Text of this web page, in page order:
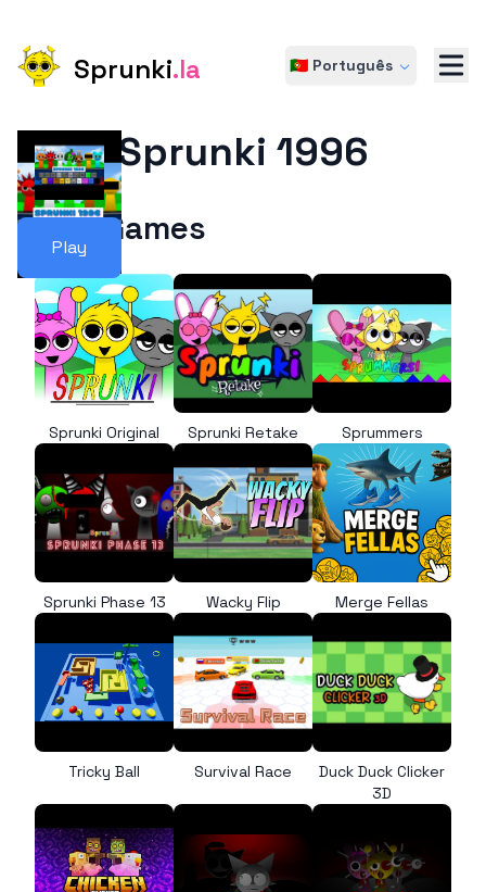
Sprunki.la 🇵🇹 Português
Play
Sprunki 1996
More Games
Sprunki Original Sprunki Retake Sprummers
Sprunki Phase 13 Wacky Flip Merge Fellas
Tricky Ball Survival Race
Duck Duck Clicker
3D